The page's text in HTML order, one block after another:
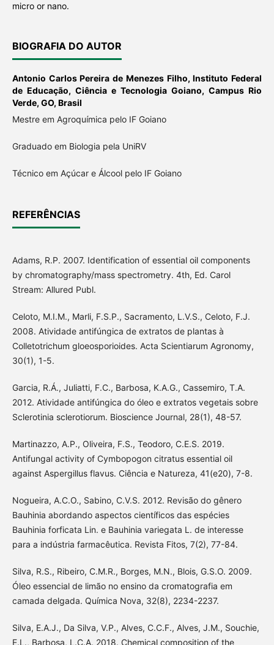
micro or nano.
BIOGRAFIA DO AUTOR
Antonio Carlos Pereira de Menezes Filho,Instituto Federal
de Educação, Ciência e Tecnologia Goiano, Campus Rio
Verde, GO, Brasil
Mestre em Agroquímica pelo IF Goiano
Graduado em Biologia pela UniRV
Técnico em Açúcar e Álcool pelo IF Goiano
REFERÊNCIAS
Adams, R.P. 2007. Identification of essential oil components
by chromatography/mass spectrometry. 4th, Ed. Carol
Stream: Allured Publ.
Celoto, M.I.M., Marli, F.S.P., Sacramento, L.V.S., Celoto, F.J.
2008. Atividade antifúngica de extratos de plantas à
Colletotrichum gloeosporioides. Acta Scientiarum Agronomy,
30(1), 1-5.
Garcia, R.Á., Juliatti, F.C., Barbosa, K.A.G., Cassemiro, T.A.
2012. Atividade antifúngica do óleo e extratos vegetais sobre
Sclerotinia sclerotiorum. Bioscience Journal, 28(1), 48-57.
Martinazzo, A.P., Oliveira, F.S., Teodoro, C.E.S. 2019.
Antifungal activity of Cymbopogon citratus essential oil
against Aspergillus flavus. Ciência e Natureza, 41(e20), 7-8.
Nogueira, A.C.O., Sabino, C.V.S. 2012. Revisão do gênero
Bauhinia abordando aspectos científicos das espécies
Bauhinia forficata Lin. e Bauhinia variegata L. de interesse
para a indústria farmacêutica. Revista Fitos, 7(2), 77-84.
Silva, R.S., Ribeiro, C.M.R., Borges, M.N., Blois, G.S.O. 2009.
Óleo essencial de limão no ensino da cromatografia em
camada delgada. Química Nova, 32(8), 2234-2237.
Silva, E.A.J., Da Silva, V.P., Alves, C.C.F., Alves, J.M., Souchie,
E.L., Barbosa, L.C.A. 2018. Chemical composition of the